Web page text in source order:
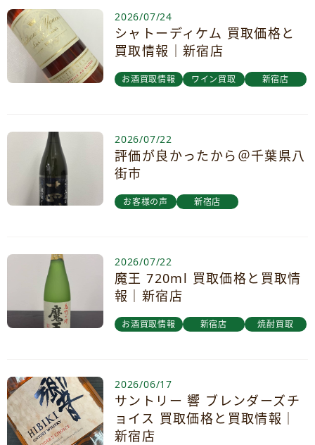
2026/07/24
シャトーディケム 買取価格と
買取情報｜新宿店
お酒買取情報 ワイン買取 新宿店
2026/07/22
評価が良かったから＠千葉県八
街市
お客様の声 新宿店
2026/07/22
魔王 720ml 買取価格と買取情
報｜新宿店
お酒買取情報 新宿店 焼酎買取
2026/06/17
サントリー 響 ブレンダーズチ
ョイス 買取価格と買取情報｜
新宿店